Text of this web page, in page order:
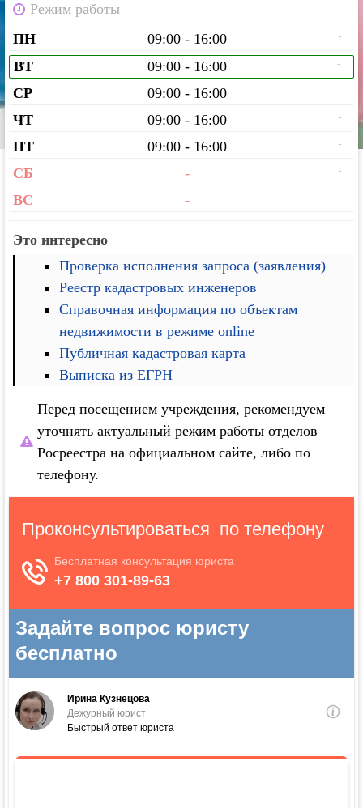
Режим работы
ПН
09:00 - 16:00 -
ВТ 09:00 - 16:00 -
СР 09:00 - 16:00 -
ЧТ 09:00 - 16:00 -
ПТ 09:00 - 16:00 -
СБ - -
ВС - -
Это интересно
Проверка исполнения запроса (заявления)
Реестр кадастровых инженеров
Справочная информация по объектам
недвижимости в режиме online
Публичная кадастровая карта
Выписка из ЕГРН
Перед посещением учреждения, рекомендуем
уточнять актуальный режим работы отделов
Росреестра на официальном сайте, либо по
телефону.